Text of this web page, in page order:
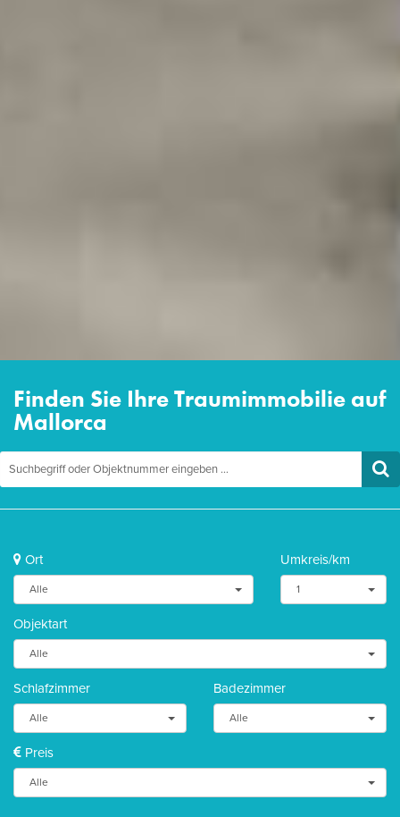
Finden Sie Ihre Traumimmobilie auf
Mallorca
Ort
Alle
Umkreis/km
1
Objektart
Alle
Schlafzimmer
Alle
Badezimmer
Alle
Preis
Alle